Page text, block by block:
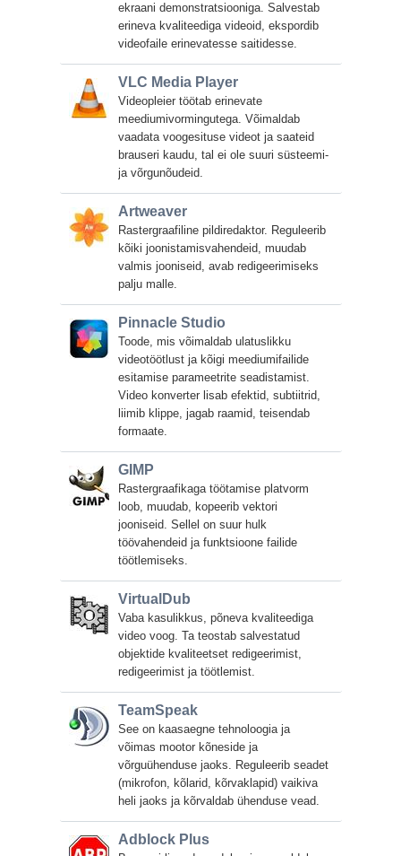
ekraani demonstratsiooniga. Salvestab
erineva kvaliteediga videoid, ekspordib
videofaile erinevatesse saitidesse.
VLC Media Player
Videopleier töötab erinevate
meediumivormingutega. Võimaldab
vaadata voogesituse videot ja saateid
brauseri kaudu, tal ei ole suuri süsteemi-
ja võrgunõudeid.
Artweaver
Rastergraafiline pildiredaktor. Reguleerib
kõiki joonistamisvahendeid, muudab
valmis jooniseid, avab redigeerimiseks
palju malle.
Pinnacle Studio
Toode, mis võimaldab ulatuslikku
videotöötlust ja kõigi meediumifailide
esitamise parameetrite seadistamist.
Video konverter lisab efektid, subtiitrid,
liimib klippe, jagab raamid, teisendab
formaate.
GIMP
Rastergraafikaga töötamise platvorm
loob, muudab, kopeerib vektori
jooniseid. Sellel on suur hulk
töövahendeid ja funktsioone failide
töötlemiseks.
VirtualDub
Vaba kasulikkus, põneva kvaliteediga
video voog. Ta teostab salvestatud
objektide kvaliteetset redigeerimist,
redigeerimist ja töötlemist.
TeamSpeak
See on kaasaegne tehnoloogia ja
võimas mootor kõneside ja
võrguühenduse jaoks. Reguleerib seadet
(mikrofon, kõlarid, kõrvaklapid) vaikiva
heli jaoks ja kõrvaldab ühenduse vead.
Adblock Plus